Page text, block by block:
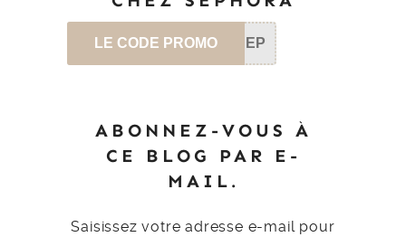
LE CODE PROMO SEP
ABONNEZ-VOUS À
CE BLOG PAR E-
MAIL.
Saisissez votre adresse e-mail pour